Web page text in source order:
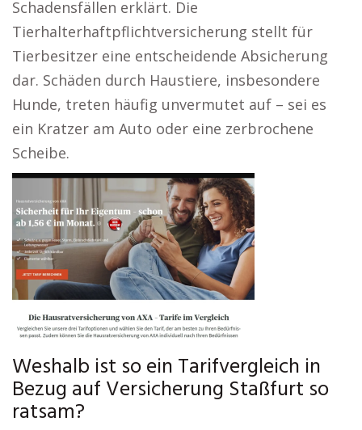
Schadensfällen erklärt. Die
Tierhalterhaftpflichtversicherung stellt für
Tierbesitzer eine entscheidende Absicherung
dar. Schäden durch Haustiere, insbesondere
Hunde, treten häufig unvermutet auf – sei es
ein Kratzer am Auto oder eine zerbrochene
Scheibe.
Weshalb ist so ein Tarifvergleich in
Bezug auf Versicherung Staßfurt so
ratsam?